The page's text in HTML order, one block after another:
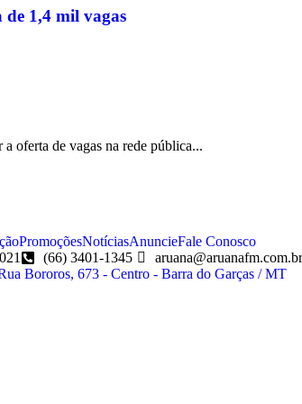
de 1,4 mil vagas
oferta de vagas na rede pública...
PromoçõesNotíciasAnuncieFale Conosco
(66) 3401-1345
aruana@aruanafm.com.br
Bororos, 673 - Centro - Barra do Garças / MT